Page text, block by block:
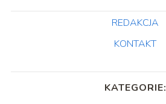
REDAKCJA
KONTAKT
KATEGORIE: